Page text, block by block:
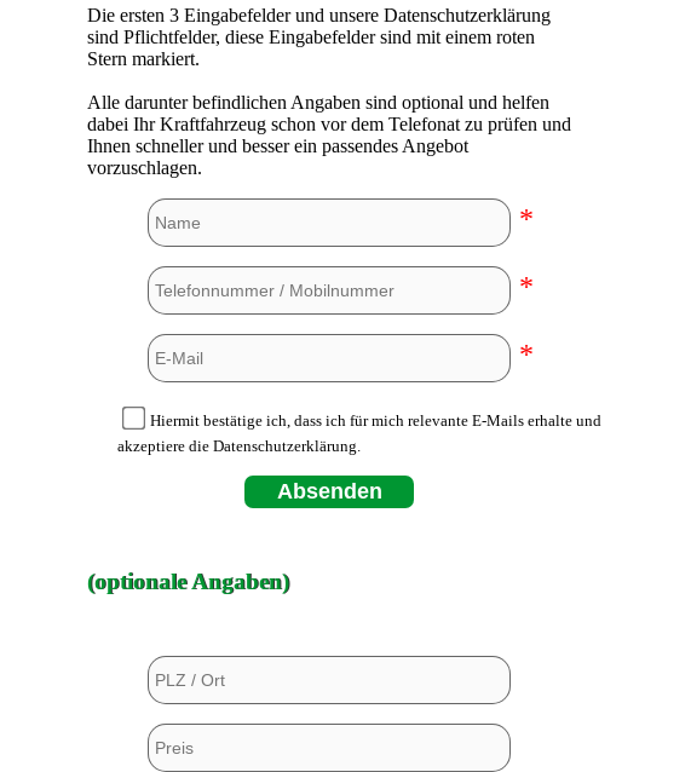
Die ersten 3 Eingabefelder und unsere Datenschutzerklärung
sind Pflichtfelder, diese Eingabefelder sind mit einem roten
Stern markiert.
Alle darunter befindlichen Angaben sind optional und helfen
dabei Ihr Kraftfahrzeug schon vor dem Telefonat zu prüfen und
Ihnen schneller und besser ein passendes Angebot
vorzuschlagen.
*
*
*
Hiermit bestätige ich, dass ich für mich relevante E-Mails erhalte und
akzeptiere die Datenschutzerklärung.
Absenden
(optionale Angaben)